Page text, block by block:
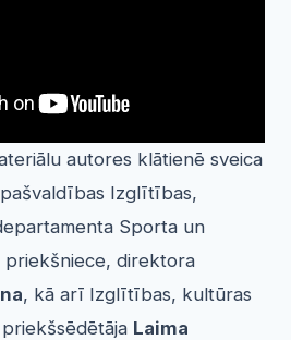
autores klātienē sveica
Izglītības,
Sporta un
priekšniece, direktora
, kā arī Izglītības, kultūras
Laima